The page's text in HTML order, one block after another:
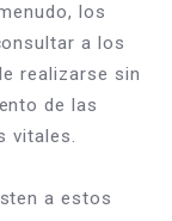
los
a los
realizarse sin
de las
vitales.
a estos